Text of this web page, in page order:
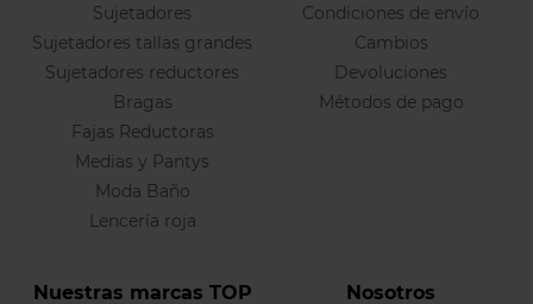
Sujetadores
Sujetadores tallas grandes
Sujetadores reductores
Bragas
Fajas Reductoras
Medias y Pantys
Moda Baño
Lencería roja
Condiciones de envío
Cambios
Devoluciones
Métodos de pago
Nuestras marcas TOP Nosotros